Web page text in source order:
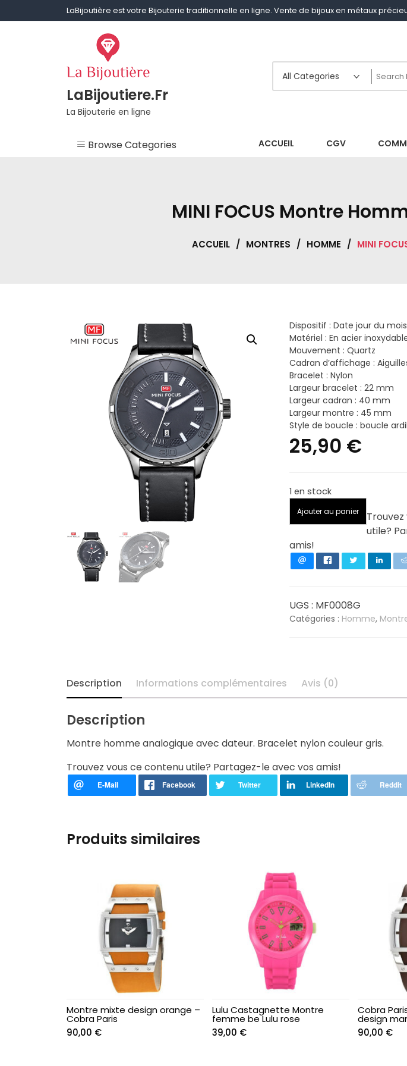
to
LaBijoutière est votre Bijouterie traditionnelle en ligne. Vente de bijoux en métaux
LaBijoutiere.Fr
La Bijouterie en ligne
Browse Categories
Bébé
Boucles d'oreilles
Boutons de
manchette
Bracelets
Chaînes de cheville
Chevalières
créoles
Emeraude
Enfant & Ado
Enfant & Ado
Enfant & Ado
Enfant & Ado
Enfant & Ado
Enfant & Ado
Enfant & Ado
ACCUEIL CGV
MINI FOCUS Montre
ACCUEIL / MONTRES / HOMME / MINI
Dispositif : Date jour du mois
Matériel : En acier
Mouvement : Quartz
Cadran d’affichage :
Bracelet : Nylon
Largeur bracelet : 22 mm
Largeur cadran : 40 mm
Largeur montre : 45 mm
Style de boucle : boucle
25,90 €
1 en stock
de
FOCUS
Montre
Grise
MF0008G
Ajouter au panier
utile?
amis!
UGS : MF0008G
Catégories : Homme,
Description Informations complémentaires Avis (0)
Description
Montre homme analogique avec dateur. Bracelet nylon couleur gris.
Trouvez vous ce contenu utile? Partagez-le avec vos amis!
Produits similaires
Montre mixte design orange –
Cobra Paris
90,00 €
Lulu Castagnette Montre
femme be Lulu rose
39,00 €
Cobra
design
90,00 €